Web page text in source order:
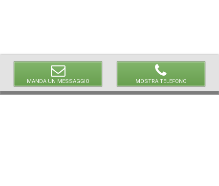
MANDA UN MESSAGGIO MOSTRA TELEFONO